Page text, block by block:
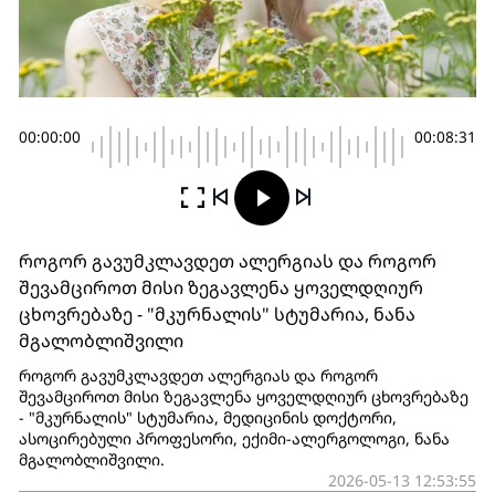
00:00:00 00:08:31
როგორ გავუმკლავდეთ ალერგიას და როგორ
შევამციროთ მისი ზეგავლენა ყოველდღიურ
ცხოვრებაზე - "მკურნალის" სტუმარია, ნანა
მგალობლიშვილი
როგორ გავუმკლავდეთ ალერგიას და როგორ
შევამციროთ მისი ზეგავლენა ყოველდღიურ ცხოვრებაზე
- "მკურნალის" სტუმარია, მედიცინის დოქტორი,
ასოცირებული პროფესორი, ექიმი-ალერგოლოგი, ნანა
მგალობლიშვილი.
2026-05-13 12:53:55